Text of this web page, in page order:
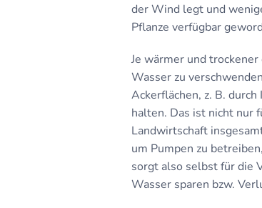
der Wind legt und
Pflanze verfügbar
Je wärmer und
Wasser zu
Ackerflächen, z. B.
halten. Das ist nicht nur
Landwirtschaft
um Pumpen zu
sorgt also selbst für die
Wasser sparen bzw.